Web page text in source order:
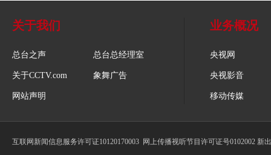
关于我们
总台之声 总台总经理室
关于CCTV.com 象舞广告
网站声明
业务概况
央视网
央视影音
移动传媒
互联网新闻信息服务许可证10120170003 网上传播视听节目许可证号0102002 新